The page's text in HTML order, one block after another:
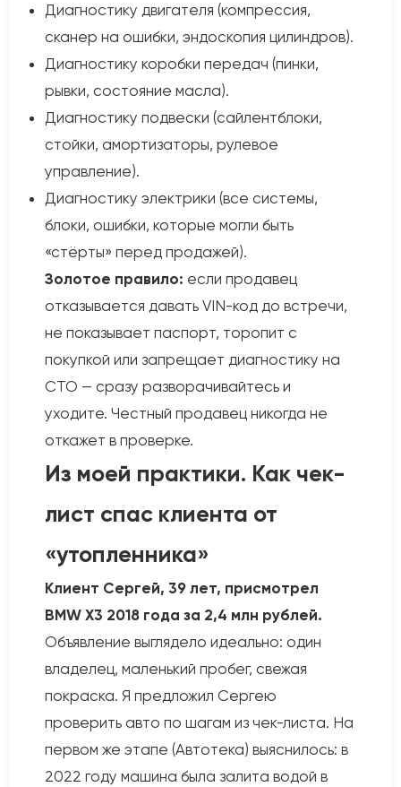
Диагностику двигателя (компрессия,
сканер на ошибки, эндоскопия цилиндров).
Диагностику коробки передач (пинки,
рывки, состояние масла).
Диагностику подвески (сайлентблоки,
стойки, амортизаторы, рулевое
управление).
Диагностику электрики (все системы,
блоки, ошибки, которые могли быть
«стёрты» перед продажей).
Золотое правило: если продавец
отказывается давать VIN-код до встречи,
не показывает паспорт, торопит с
покупкой или запрещает диагностику на
СТО — сразу разворачивайтесь и
уходите. Честный продавец никогда не
откажет в проверке.
Из моей практики. Как чек-
лист спас клиента от
«утопленника»
Клиент Сергей, 39 лет, присмотрел
BMW X3 2018 года за 2,4 млн рублей.
Объявление выглядело идеально: один
владелец, маленький пробег, свежая
покраска. Я предложил Сергею
проверить авто по шагам из чек-листа. На
первом же этапе (Автотека) выяснилось: в
2022 году машина была залита водой в